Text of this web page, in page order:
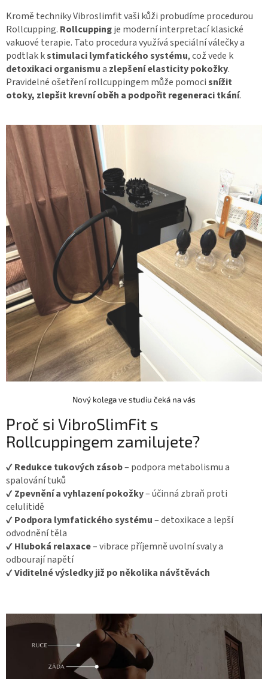
Kromě techniky Vibroslimfit vaši kůži probudíme procedurou
Rollcupping. Rollcuppingje moderní interpretací klasické
vakuové terapie. Tato procedura využívá speciální válečky a
podtlak kstimulaci lymfatického systému, což vede k
detoxikaci organismua zlepšení elasticity pokožky.
Pravidelné ošetření rollcuppingem může pomocisnížit
otoky, zlepšit krevní oběh a podpořit regeneraci tkání.
Nový kolega ve studiu čeká na vás
Proč si VibroSlimFit s
Rollcuppingem zamilujete?
✔Redukce tukových zásob– podpora metabolismu a
spalování tuků
✔Zpevnění a vyhlazení pokožky– účinná zbraň proti
celulitidě
✔Podpora lymfatického systému– detoxikace a lepší
odvodnění těla
✔Hluboká relaxace– vibrace příjemně uvolní svaly a
odbourají napětí
✔Viditelné výsledky již po několika návštěvách